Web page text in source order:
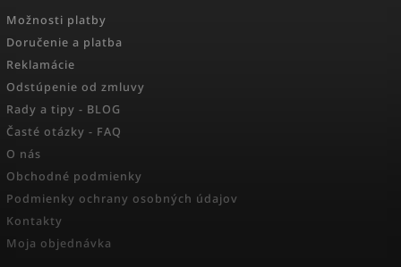
Možnosti platby
Doručenie a platba
Reklamácie
Odstúpenie od zmluvy
Rady a tipy - BLOG
Časté otázky - FAQ
O nás
Obchodné podmienky
Podmienky ochrany osobných údajov
Kontakty
Moja objednávka